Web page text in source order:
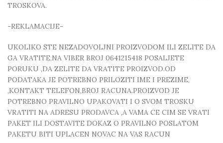
TROSKOVA.
-REKLAMACIJE-
UKOLIKO STE NEZADOVOLJNI PROIZVODOM ILI ZELITE DA
GA VRATITE,NA VIBER BROJ 0641215418 POSALJETE
PORUKU ,DA ZELITE DA VRATITE PROIZVOD.OD
PODATAKA JE POTREBNO PRILOZITI IME I PREZIME,
,KONTAKT TELEFON,BROJ RACUNA.PROIZVOD JE
POTREBNO PRAVILNO UPAKOVATI I O SVOM TROSKU
VRATITI NA ADRESU PRODAVCA ,A VAMA CE CIM SE VRATI
PAKET ILI DOSTAVITE DOKAZ O PRAVILNO POSLATOM
PAKETU BITI UPLACEN NOVAC NA VAS RACUN